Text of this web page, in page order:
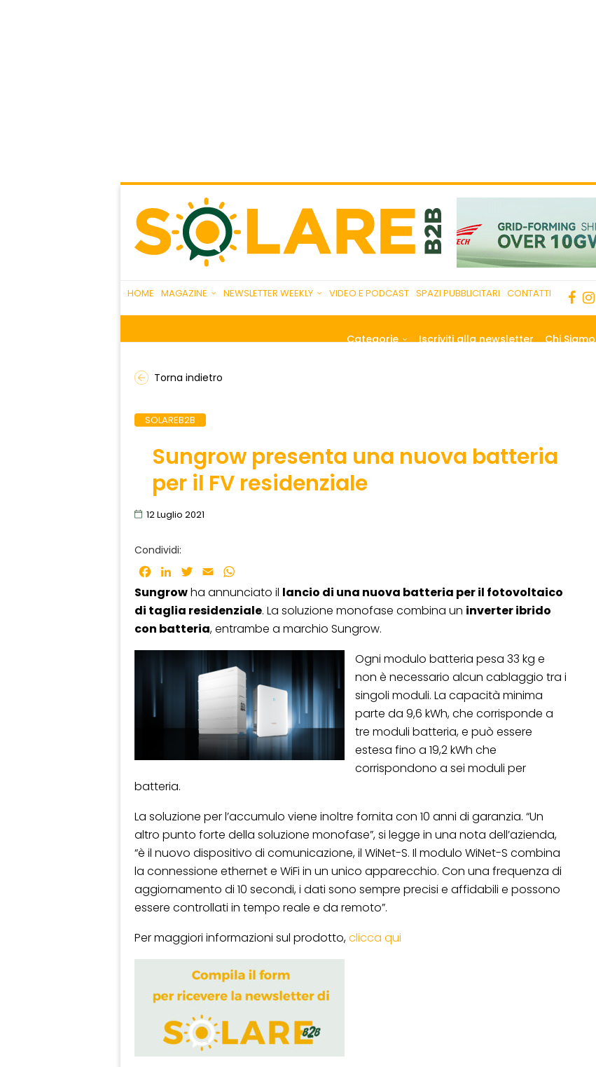
HOME MAGAZINE NEWSLETTER WEEKLY VIDEO E PODCAST SPAZI PUBBLICITARI CONTATTI
Categorie Iscriviti alla newsletter Chi Siamo
Torna indietro
SOLAREB2B
Sungrow presenta una nuova batteria
per il FV residenziale
12 Luglio 2021
Condividi:
Facebook
LinkedInTwitter
Email
Sungrowha annunciato il lancio di una nuova batteria per il fotovoltaico
di taglia residenziale. La soluzione monofase combina un inverter ibrido
con batteria, entrambe a marchio Sungrow.
Ogni modulo batteria pesa 33 kg e
non è necessario alcun cablaggio tra i
singoli moduli. La capacità minima
parte da 9,6 kWh, che corrisponde a
tre moduli batteria, e può essere
estesa fino a 19,2 kWh che
corrispondono a sei moduli per
batteria.
La soluzione per l’accumulo viene inoltre fornita con 10 anni di garanzia. “Un
altro punto forte della soluzione monofase”, si legge in una nota dell’azienda,
“è il nuovo dispositivo di comunicazione, il WiNet-S. Il modulo WiNet-S combina
la connessione ethernet e WiFi in un unico apparecchio. Con una frequenza di
aggiornamento di 10 secondi, i dati sono sempre precisi e affidabili e possono
essere controllati in tempo reale e da remoto”.
Per maggiori informazioni sul prodotto,clicca qui